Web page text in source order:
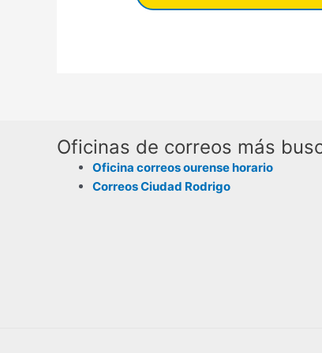
Oficinas de correos más
Oficina correos ourense horario
Correos Ciudad Rodrigo